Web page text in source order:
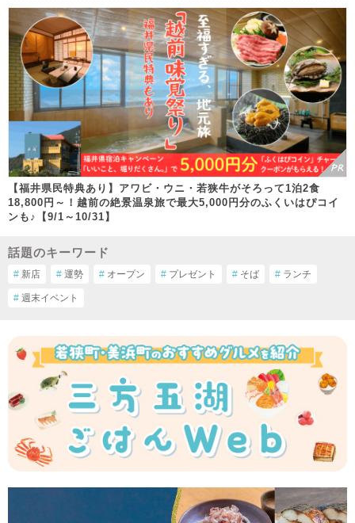
【福井県民特典あり】アワビ・ウニ・若狭牛がそろって1泊2食
18,800円～！越前の絶景温泉旅で最大5,000円分のふくいはぴコイ
ンも♪【9/1～10/31】
話題のキーワード
# 新店 # 運勢 # オープン # プレゼント # そば # ランチ
# 週末イベント